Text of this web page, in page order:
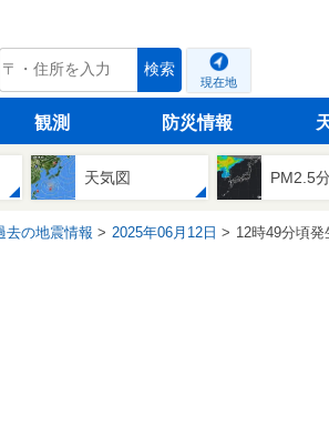
tenki.jp 検索
現在地
観測 防災情報
天気図 PM2.5
去の地震情報 2025年06月12日 12時49分頃